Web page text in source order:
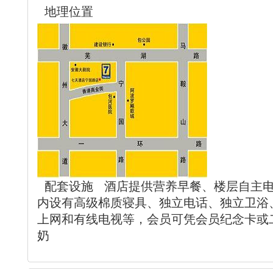
地理位置
配套设施 酒店提供营养早餐、楼层自主
内设有高级棉质寝具、独立电话、独立卫
上网和有线电视等，会员可凭会员纪念卡
奶